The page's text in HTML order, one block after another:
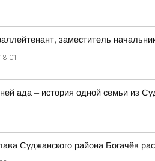
заместитель
18:01
ада – история одной семьи из
Суджанского района Богачёв